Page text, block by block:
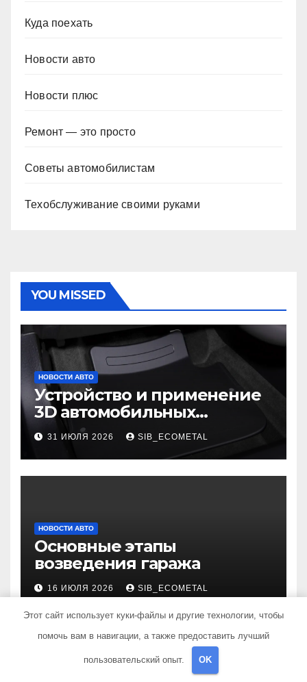
Куда поехать
Новости авто
Новости плюс
Ремонт — это просто
Советы автомобилистам
Техобслуживание своими руками
YOU MISSED
НОВОСТИ АВТО
Устройство и применение
3D автомобильных
ковриков
31 ИЮЛЯ 2026 SIB_ECOMETAL
НОВОСТИ АВТО
Основные этапы
возведения гаража
16 ИЮЛЯ 2026 SIB_ECOMETAL
Этот сайт использует куки-файлы и другие технологии, чтобы
помочь вам в навигации, а также предоставить лучший
пользовательский опыт. OK